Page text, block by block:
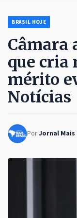
BRASIL HOJE
Câmara
que cria
mérito
Notícias
PorJornal